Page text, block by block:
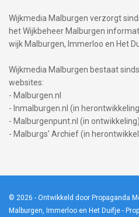
Wijkmedia Malburgen verzorgt
het Wijkbeheer Malburgen
wijk Malburgen, Immerloo en Het
Wijkmedia Malburgen bestaat
websites:
- Malburgen.nl
- Inmalburgen.nl (in
- Malburgenpunt.nl (in ontwikkeling)
- Malburgs' Archief (in
© 2026 - Ontwikkeld door Propaganda
Malburgen, Immerloo en Het Duifje -